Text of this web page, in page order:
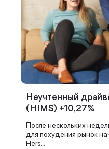
Неучтенный
(HIMS) +10,27%
После нескольких
для похудения рынок
Hers...